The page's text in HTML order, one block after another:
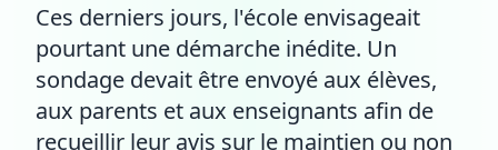
Ces derniers jours, l'école envisageait
pourtant une démarche inédite. Un
sondage devait être envoyé aux élèves,
aux parents et aux enseignants afin de
recueillir leur avis sur le maintien ou non